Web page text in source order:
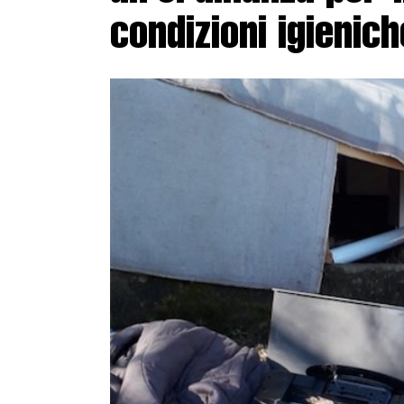
condizioni